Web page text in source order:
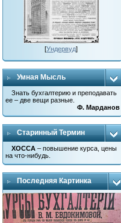
[Ундервуд]
Умная Мысль
Знать бухгалтерию и преподавать
ее – две вещи разные.
Ф. Марданов
Старинный Термин
ХОССА – повышение курса, цены
на что-нибудь.
Последняя Картинка